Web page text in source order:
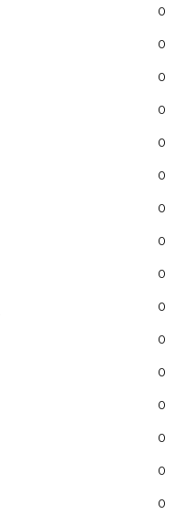
0
0
0
0
0
0
0
0
0
0
0
0
0
0
0
0